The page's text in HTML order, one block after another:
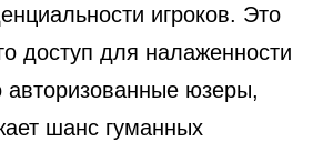
игроков. Это
доступ для налаженности
авторизованные юзеры,
шанс гуманных